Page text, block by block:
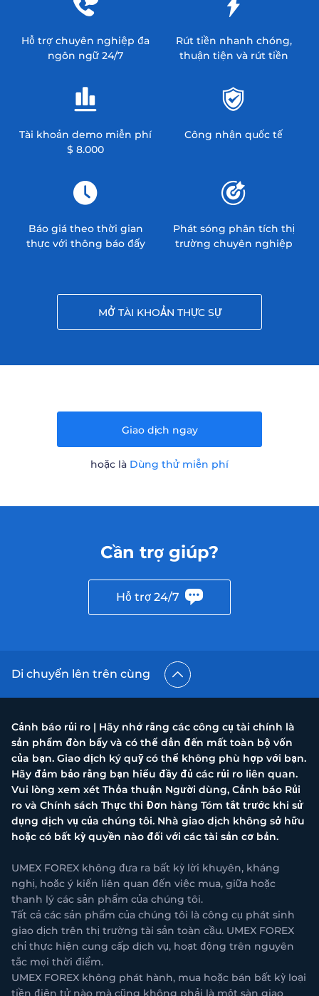
Hỗ trợ chuyên nghiệp đa
ngôn ngữ 24/7
Rút tiền nhanh chóng,
thuận tiện và rút tiền
Tài khoản demo miễn phí
$ 8.000
Công nhận quốc tế
Báo giá theo thời gian
thực với thông báo đẩy
Phát sóng phân tích thị
trường chuyên nghiệp
MỞ TÀI KHOẢN THỰC SỰ
Giao dịch ngay
hoặc là Dùng thử miễn phí
Cần trợ giúp?
Hỗ trợ 24/7
Di chuyển lên trên cùng
Cảnh báo rủi ro | Hãy nhớ rằng các công cụ tài chính là
sản phẩm đòn bẩy và có thể dẫn đến mất toàn bộ vốn
của bạn. Giao dịch ký quỹ có thể không phù hợp với bạn.
Hãy đảm bảo rằng bạn hiểu đầy đủ các rủi ro liên quan.
Vui lòng xem xét Thỏa thuận Người dùng, Cảnh báo Rủi
ro và Chính sách Thực thi Đơn hàng Tóm tắt trước khi sử
dụng dịch vụ của chúng tôi. Nhà giao dịch không sở hữu
hoặc có bất kỳ quyền nào đối với các tài sản cơ bản.
UMEX FOREX không đưa ra bất kỳ lời khuyên, kháng
nghị, hoặc ý kiến liên quan đến việc mua, giữa hoặc
thanh lý các sản phẩm của chúng tôi.
Tất cả các sản phẩm của chúng tôi là công cụ phát sinh
giao dịch trên thị trường tài sản toàn cầu. UMEX FOREX
chỉ thực hiện cung cấp dịch vụ, hoạt động trên nguyên
tắc mọi thời điểm.
UMEX FOREX không phát hành, mua hoặc bán bất kỳ loại
tiền điện tử nào mà cũng không phải là một sàn giao